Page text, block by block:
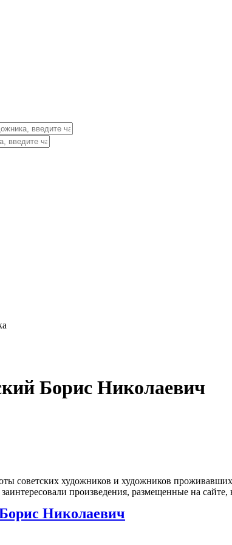
Борис Николаевич
Николаевич
советских художников и художников
произведения, размещенные на